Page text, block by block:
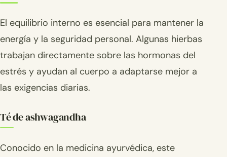
El equilibrio interno es esencial para mantener la
energía y la seguridad personal. Algunas hierbas
trabajan directamente sobre las hormonas del
estrés y ayudan al cuerpo a adaptarse mejor a
las exigencias diarias.
Té de ashwagandha
Conocido en la medicina ayurvédica, este